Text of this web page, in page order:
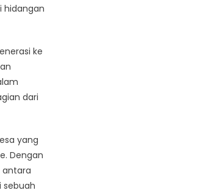
hidangan
ke
dari
yang
Dengan
antara
sebuah